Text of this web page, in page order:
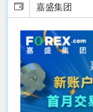
嘉盛集团